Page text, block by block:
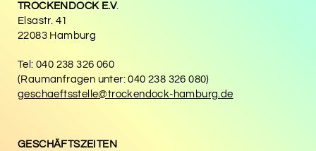
TROCKENDOCK E.V.
Elsastr. 41
22083 Hamburg
Tel: 040 238 326 060
(Raumanfragen unter: 040 238 326 080)
geschaeftsstelle@trockendock-hamburg.de
GESCHÄFTSZEITEN